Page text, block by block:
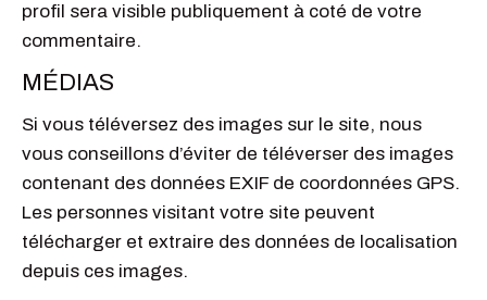
profil sera visible publiquement à coté de votre
commentaire.
MÉDIAS
Si vous téléversez des images sur le site, nous
vous conseillons d’éviter de téléverser des images
contenant des données EXIF de coordonnées GPS.
Les personnes visitant votre site peuvent
télécharger et extraire des données de localisation
depuis ces images.